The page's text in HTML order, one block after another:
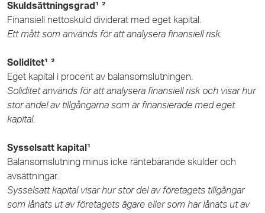
Skuldsättningsgrad¹ ²
Finansiell nettoskuld dividerat med eget kapital.
Ett mått som används för att analysera finansiell risk.
Soliditet¹ ²
Eget kapital i procent av balansomslutningen.
Soliditet används för att analysera finansiell risk och visar hur
stor andel av tillgångarna som är finansierade med eget
kapital.
Sysselsatt kapital¹
Balansomslutning minus icke räntebärande skulder och
avsättningar.
Sysselsatt kapital visar hur stor del av företagets tillgångar
som lånats ut av företagets ägare eller som har lånats ut av